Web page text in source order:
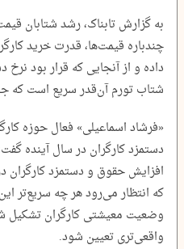
به گزارش تابناک، رشد شتابان
چندباره قیمت‌ها، قدرت خرید
داده و از آنجایی که قرار بود نرخ
شتاب تورم آن‌قدر سریع است که
«فرشاد اسماعیلی» فعال حوزه
دستمزد کارگران در سال آینده
افزایش حقوق و دستمزد کارگران
که انتظار می‌رود هر چه سریع‌تر
واقعی‌تری تعیین شود.